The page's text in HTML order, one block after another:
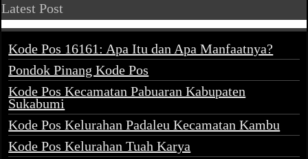
Latest Post
Kode Pos 16161: Apa Itu dan Apa Manfaatnya?
Pondok Pinang Kode Pos
Kode Pos Kecamatan Pabuaran Kabupaten
Sukabumi
Kode Pos Kelurahan Padaleu Kecamatan Kambu
Kode Pos Kelurahan Tuah Karya